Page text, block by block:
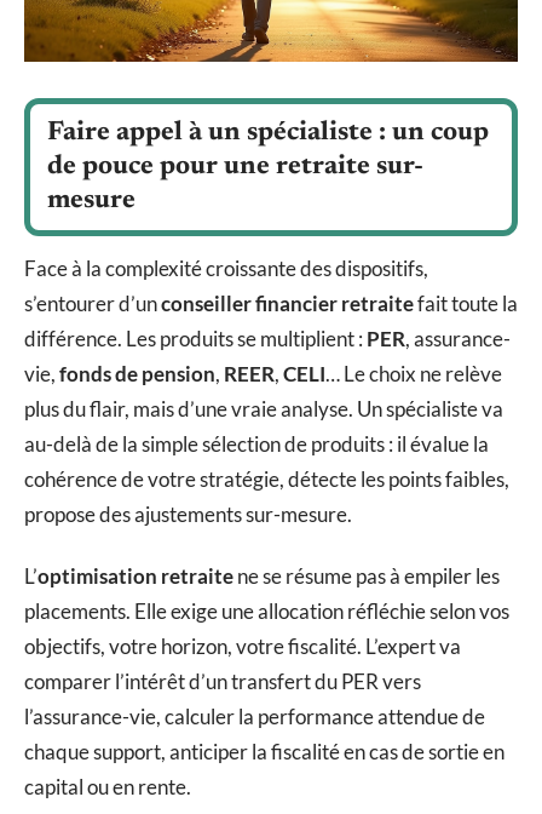
Faire appel à un spécialiste : un coup
de pouce pour une retraite sur-
mesure
Face à la complexité croissante des dispositifs,
s’entourer d’unconseiller financier retraitefait toute la
différence. Les produits se multiplient : PER, assurance-
vie,fonds de pension, REER,CELI… Le choix ne relève
plus du flair, mais d’une vraie analyse. Un spécialiste va
au-delà de la simple sélection de produits : il évalue la
cohérence de votre stratégie, détecte les points faibles,
propose des ajustements sur-mesure.
L’optimisation retraitene se résume pas à empiler les
placements. Elle exige une allocation réfléchie selon vos
objectifs, votre horizon, votre fiscalité. L’expert va
comparer l’intérêt d’un transfert du PER vers
l’assurance-vie, calculer la performance attendue de
chaque support, anticiper la fiscalité en cas de sortie en
capital ou en rente.